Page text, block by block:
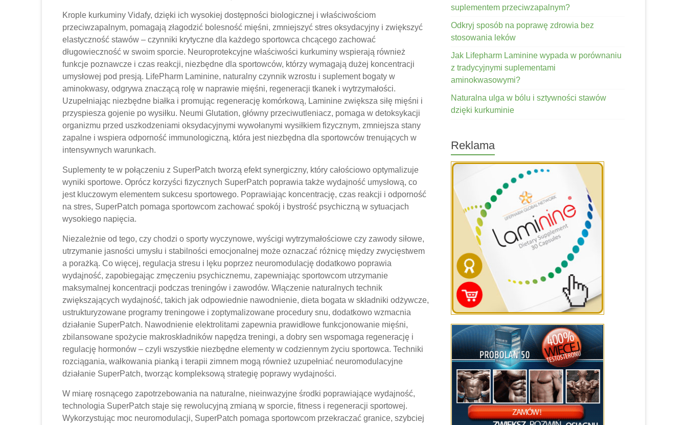
Krople kurkuminy Vidafy, dzięki ich wysokiej dostępności biologicznej i właściwościom
przeciwzapalnym, pomagają złagodzić bolesność mięśni, zmniejszyć stres oksydacyjny i zwiększyć
elastyczność stawów – czynniki krytyczne dla każdego sportowca chcącego zachować
długowieczność w swoim sporcie. Neuroprotekcyjne właściwości kurkuminy wspierają również
funkcje poznawcze i czas reakcji, niezbędne dla sportowców, którzy wymagają dużej koncentracji
umysłowej pod presją. LifePharm Laminine, naturalny czynnik wzrostu i suplement bogaty w
aminokwasy, odgrywa znaczącą rolę w naprawie mięśni, regeneracji tkanek i wytrzymałości.
Uzupełniając niezbędne białka i promując regenerację komórkową, Laminine zwiększa siłę mięśni i
przyspiesza gojenie po wysiłku. Neumi Glutation, główny przeciwutleniacz, pomaga w detoksykacji
organizmu przed uszkodzeniami oksydacyjnymi wywołanymi wysiłkiem fizycznym, zmniejsza stany
zapalne i wspiera odporność immunologiczną, która jest niezbędna dla sportowców trenujących w
intensywnych warunkach.
Suplementy te w połączeniu z SuperPatch tworzą efekt synergiczny, który całościowo optymalizuje
wyniki sportowe. Oprócz korzyści fizycznych SuperPatch poprawia także wydajność umysłową, co
jest kluczowym elementem sukcesu sportowego. Poprawiając koncentrację, czas reakcji i odporność
na stres, SuperPatch pomaga sportowcom zachować spokój i bystrość psychiczną w sytuacjach
wysokiego napięcia.
Niezależnie od tego, czy chodzi o sporty wyczynowe, wyścigi wytrzymałościowe czy zawody siłowe,
utrzymanie jasności umysłu i stabilności emocjonalnej może oznaczać różnicę między zwycięstwem
a porażką. Co więcej, regulacja stresu i lęku poprzez neuromodulację dodatkowo poprawia
wydajność, zapobiegając zmęczeniu psychicznemu, zapewniając sportowcom utrzymanie
maksymalnej koncentracji podczas treningów i zawodów. Włączenie naturalnych technik
zwiększających wydajność, takich jak odpowiednie nawodnienie, dieta bogata w składniki odżywcze,
ustrukturyzowane programy treningowe i zoptymalizowane procedury snu, dodatkowo wzmacnia
działanie SuperPatch. Nawodnienie elektrolitami zapewnia prawidłowe funkcjonowanie mięśni,
zbilansowane spożycie makroskładników napędza treningi, a dobry sen wspomaga regenerację i
regulację hormonów – czyli wszystkie niezbędne elementy w codziennym życiu sportowca. Techniki
rozciągania, wałkowania pianką i terapii zimnem mogą również uzupełniać neuromodulacyjne
działanie SuperPatch, tworząc kompleksową strategię poprawy wydajności.
W miarę rosnącego zapotrzebowania na naturalne, nieinwazyjne środki poprawiające wydajność,
technologia SuperPatch staje się rewolucyjną zmianą w sporcie, fitness i regeneracji sportowej.
Wykorzystując moc neuromodulacji, SuperPatch pomaga sportowcom przekraczać granice, szybciej
suplementem przeciwzapalnym?
Odkryj sposób na poprawę zdrowia bez
stosowania leków
Jak Lifepharm Laminine wypada w porównaniu
z tradycyjnymi suplementami
aminokwasowymi?
Naturalna ulga w bólu i sztywności stawów
dzięki kurkuminie
Reklama